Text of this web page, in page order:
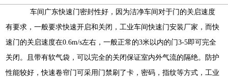
车间广东快速门密封性好，因为洁净车间对于门的关启速度
有要求，一般要求快速开启和关闭，工业车间快速门安装厂家，而快
速门的关启速度在0.6m/s左右，一般正常的3米以内的门3-5即可完全
关闭。且带有软气袋，可以完全的关闭保证室内外气流的隔绝。防护
性能较好，快速卷帘门可采用门禁刷了卡，密码，指纹等方式，工业